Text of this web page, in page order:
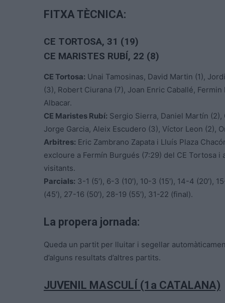
FITXA TÈCNICA:
CE TORTOSA, 31 (19)
CE MARISTES RUBÍ, 22 (8)
CE Tortosa: Unai Tamosinas, David Martin (1),
(3), Robert Ciurana (7), Joan Enric Caballé,
Albacar.
CE Maristes Rubí: Sergio Sierra, Daniel Martín (2),
Jorge Garcia, Aleix Escudero (3), Víctor Leon (2),
Arbitres: Eric Zambrano Zapata i Lluís Plaza
excloure a Fermín Burgués (7:29) del CE Tortosa i
visitants.
Parcials: 3-1 (5′), 6-3 (10′), 10-3 (15′), 14-4 (20′),
(45′), 27-16 (50′), 28-19 (55′), 31-22 (final).
La propera jornada:
Queda un partit per lluitar i segellar
d’alguns resultats d’altres partits.
JUVENIL MASCULÍ (1a CATALANA)